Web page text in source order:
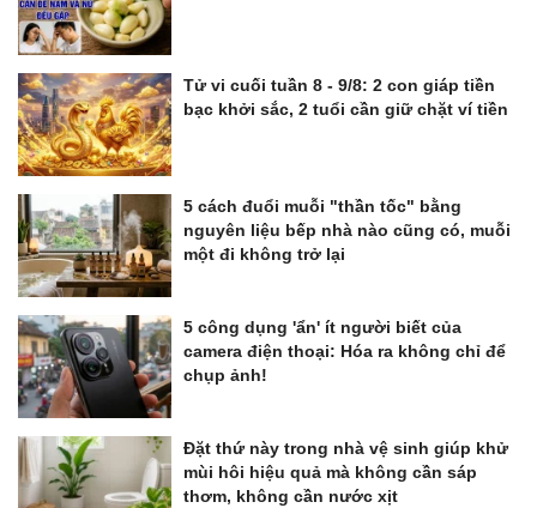
Tử vi cuối tuần 8 - 9/8: 2 con giáp tiền
bạc khởi sắc, 2 tuổi cần giữ chặt ví tiền
5 cách đuổi muỗi "thần tốc" bằng
nguyên liệu bếp nhà nào cũng có, muỗi
một đi không trở lại
5 công dụng 'ẩn' ít người biết của
camera điện thoại: Hóa ra không chỉ để
chụp ảnh!
Đặt thứ này trong nhà vệ sinh giúp khử
mùi hôi hiệu quả mà không cần sáp
thơm, không cần nước xịt